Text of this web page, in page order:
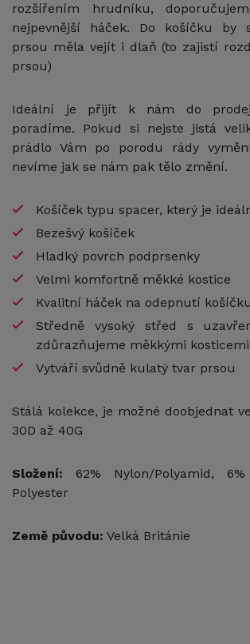
rozšířením hrudníku,
nejpevnější háček. Do košíčku by
prsou měla vejít i dlaň (to zajistí
prsou)
Ideální je přijít k nám do
poradíme. Pokud si nejste jistá
prádlo Vám po porodu rády
nevíme jak se nám pak tělo změní.
Košíček typu spacer, který je
Bezešvý košíček
Hladký povrch podprsenky
Velmi komfortně měkké kostice
Kvalitní háček na odepnutí
Středně vysoký střed s
zdůrazňujeme měkkými kosticemi
Vytváří svůdně kulatý tvar prsou
Stálá kolekce, je možné doobjednat
30D až 40G
Složení: 62% Nylon/Polyamid,
Polyester
Země původu: Velká Británie